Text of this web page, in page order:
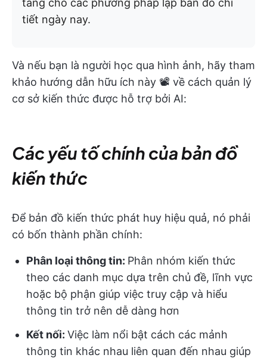
tảng cho các phương pháp lập bản đồ chi
tiết ngày nay.
Và nếu bạn là người học qua hình ảnh, hãy tham
khảo hướng dẫn hữu ích này 📽️ về cách quản lý
cơ sở kiến thức được hỗ trợ bởi AI:
Các yếu tố chính của bản đồ
kiến thức
Để bản đồ kiến thức phát huy hiệu quả, nó phải
có bốn thành phần chính:
Phân loại thông tin: Phân nhóm kiến thức
theo các danh mục dựa trên chủ đề, lĩnh vực
hoặc bộ phận giúp việc truy cập và hiểu
thông tin trở nên dễ dàng hơn
Kết nối: Việc làm nổi bật cách các mảnh
thông tin khác nhau liên quan đến nhau giúp